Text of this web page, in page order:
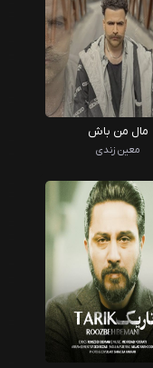
مال من باش
معین زندی